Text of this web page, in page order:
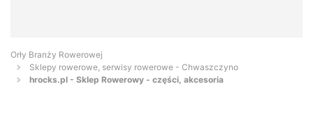
Orły Branży Rowerowej
Sklepy rowerowe, serwisy rowerowe - Chwaszczyno
hrocks.pl - Sklep Rowerowy - części, akcesoria